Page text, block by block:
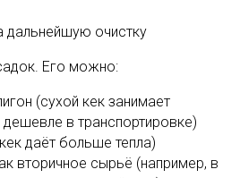
дальнейшую очистку
Его можно:
(сухой кек занимает
в транспортировке)
даёт больше тепла)
вторичное сырьё (например, в